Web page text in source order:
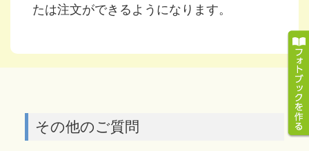
たは注文ができるようになります。
その他のご質問